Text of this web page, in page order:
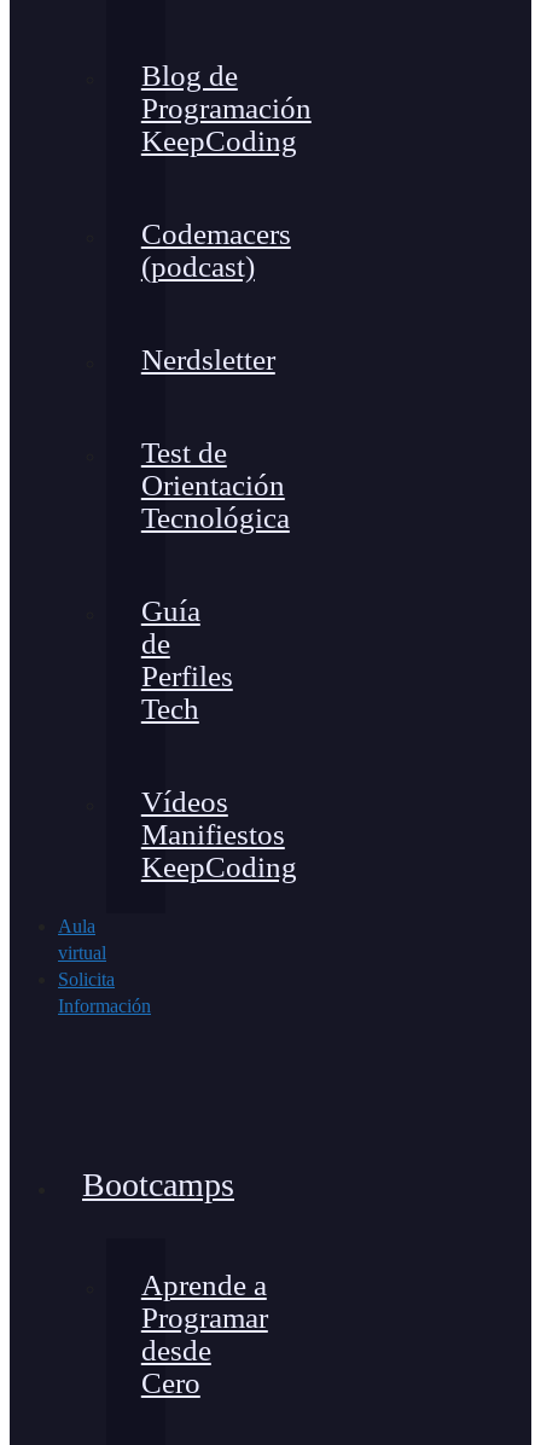
Blog de
Programación
KeepCoding
Codemacers
(podcast)
Nerdsletter
Test de
Orientación
Tecnológica
Guía
de
Perfiles
Tech
Vídeos
Manifiestos
KeepCoding
Aula
virtual
Solicita
Información
Bootcamps
Aprende a
Programar
desde
Cero